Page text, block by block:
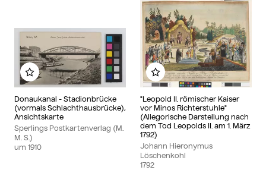
Donaukanal - Stadionbrücke
(vormals Schlachthausbrücke),
Ansichtskarte
Sperlings Postkartenverlag (M.
M. S.)
um 1910
Zu meinem Album hinzufügen
"Leopold II. römischer Kaiser
vor Minos Richterstuhle"
(Allegorische Darstellung nach
dem Tod Leopolds II. am 1. März
1792)
Johann Hieronymus
Löschenkohl
1792
Zu meinem Album